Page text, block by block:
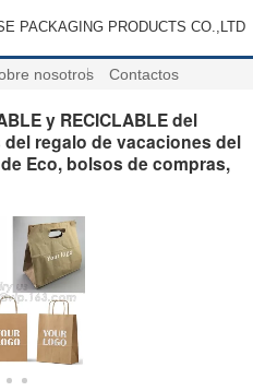
PACKAGING PRODUCTS CO.,LTD
nosotros Contactos
y RECICLABLE del
regalo de vacaciones del
Eco, bolsos de compras,